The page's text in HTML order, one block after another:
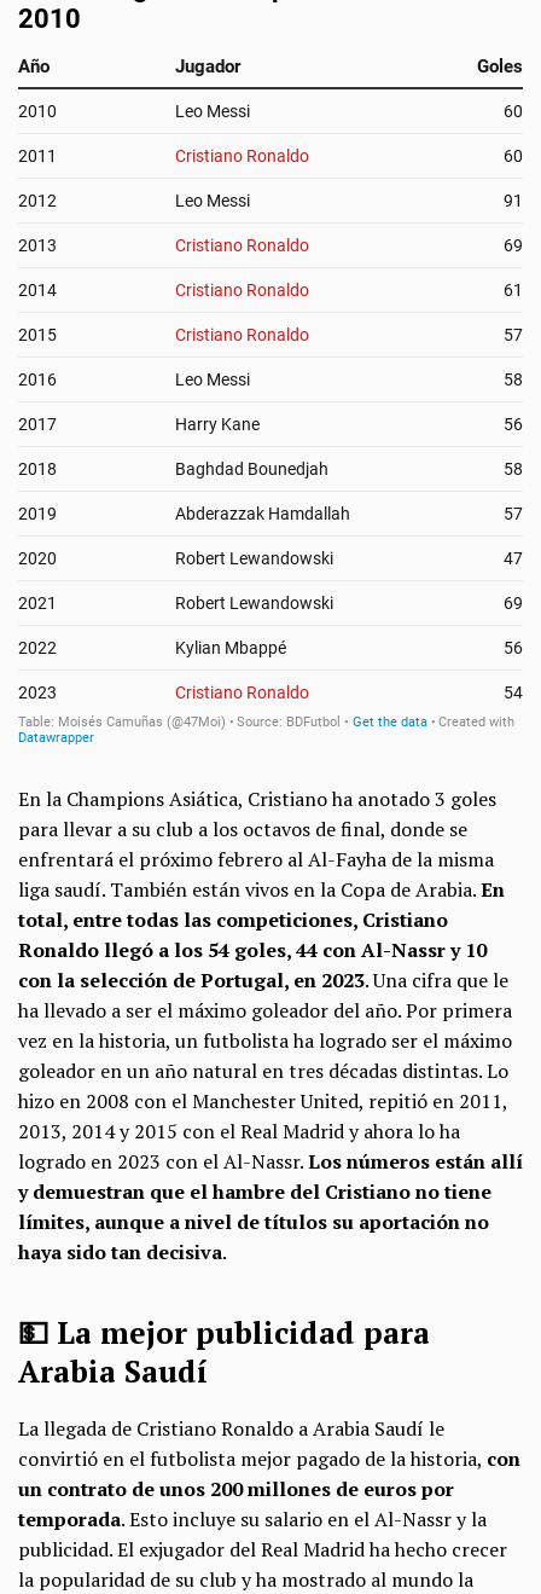
En la Champions Asiática, Cristiano ha anotado 3 goles
para llevar a su club a los octavos de final, donde se
enfrentará el próximo febrero al Al-Fayha de la misma
liga saudí. También están vivos en la Copa de Arabia.En
total, entre todas las competiciones, Cristiano
Ronaldo llegó a los 54 goles, 44 con Al-Nassr y 10
con la selección de Portugal, en 2023. Una cifra que le
ha llevado a ser el máximo goleador del año. Por primera
vez en la historia, un futbolista ha logrado ser el máximo
goleador en un año natural en tres décadas distintas. Lo
hizo en 2008 con el Manchester United, repitió en 2011,
2013, 2014 y 2015 con el Real Madrid y ahora lo ha
logrado en 2023 con el Al-Nassr.Los números están allí
y demuestran que el hambre del Cristiano no tiene
límites, aunque a nivel de títulos su aportación no
haya sido tan decisiva.
💵 La mejor publicidad para
Arabia Saudí
La llegada de Cristiano Ronaldo a Arabia Saudí le
convirtió en el futbolista mejor pagado de la historia, con
un contrato de unos 200 millones de euros por
temporada. Esto incluye su salario en el Al-Nassr y la
publicidad. El exjugador del Real Madrid ha hecho crecer
la popularidad de su club y ha mostrado al mundo la